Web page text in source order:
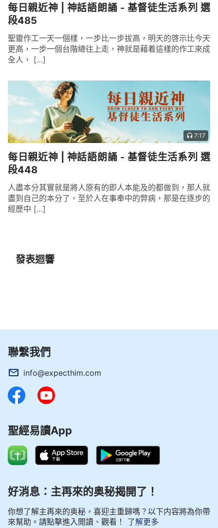
每日親近神 | 神話語朗誦 - 基督徒生活系列 選
段485
聖靈作工一天一個樣，一步比一步拔高，明天的啓示比今天
更高，一步一個台階總往上走，神就是藉着這樣的作工來成
全人， […]
7:17
每日親近神 | 神話語朗誦 - 基督徒生活系列 選
段448
人盡本分其實就是將人原有的即人本能及的都做到，那人就
盡到自己的本分了，至於人在事奉中的弊病，那是在逐步的
經歷中 […]
發表迴響
聯繫我們
info@expecthim.com
聖經易讀App
好消息：主再來的奥秘揭開了！
你想了解主再來的奥秘，喜迎主重歸嗎？以下内容將為你帶
來幫助。請點擊進入閲讀、觀看！
了解更多